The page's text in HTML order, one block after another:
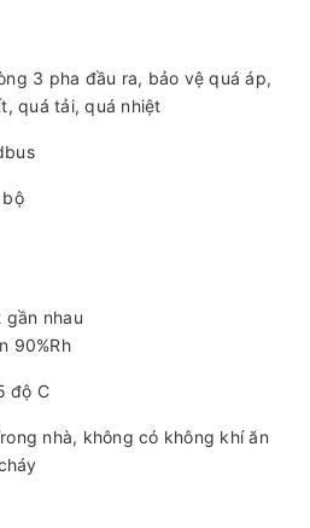
3 pha đầu ra, bảo vệ quá áp,
quá tải, quá nhiệt
bộ
nhau
90%Rh
độ C
nhà, không có không khí ăn